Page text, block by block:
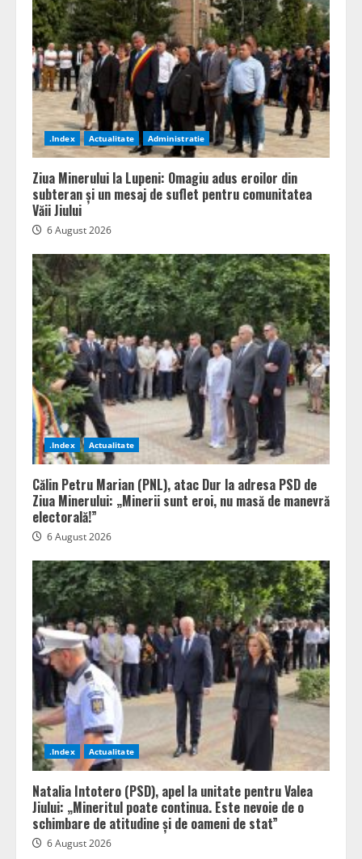
.Index Actualitate Administratie
Ziua Minerului la Lupeni: Omagiu adus eroilor din
subteran și un mesaj de suflet pentru comunitatea
Văii Jiului
6 August 2026
.Index Actualitate
Călin Petru Marian (PNL), atac Dur la adresa PSD de
Ziua Minerului: „Minerii sunt eroi, nu masă de manevră
electorală!”
6 August 2026
.Index Actualitate
Natalia Intotero (PSD), apel la unitate pentru Valea
Jiului: „Mineritul poate continua. Este nevoie de o
schimbare de atitudine și de oameni de stat”
6 August 2026